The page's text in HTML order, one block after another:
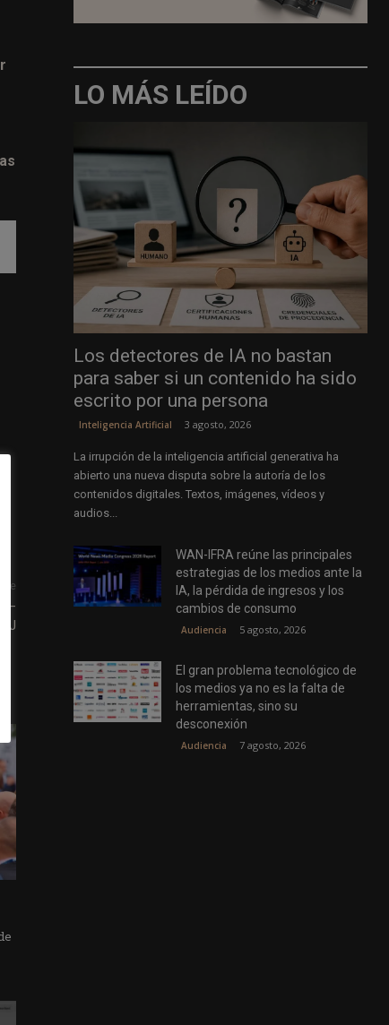
–
LO MÁS LEÍDO
Los detectores de IA no bastan
para saber si un contenido ha sido
escrito por una persona
Inteligencia Artificial 3 agosto, 2026
La irrupción de la inteligencia artificial generativa ha
abierto una nueva disputa sobre la autoría de los
contenidos digitales. Textos, imágenes, vídeos y
audios...
WAN-IFRA reúne las principales
estrategias de los medios ante la
IA, la pérdida de ingresos y los
cambios de consumo
Audiencia 5 agosto, 2026
El gran problema tecnológico de
los medios ya no es la falta de
herramientas, sino su
desconexión
Audiencia 7 agosto, 2026